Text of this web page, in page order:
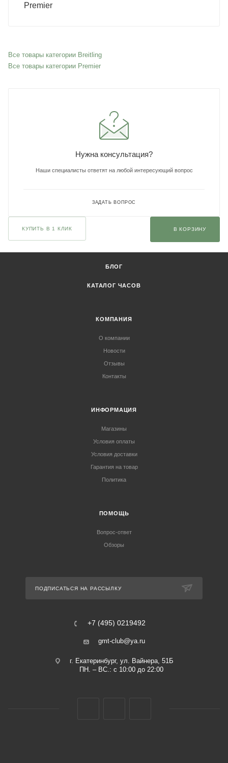
Premier
Все товары категории Breitling
Все товары категории Premier
Нужна консультация?
Наши специалисты ответят на любой интересующий вопрос
ЗАДАТЬ ВОПРОС
КУПИТЬ В 1 КЛИК В КОРЗИНУ
БЛОГ
КАТАЛОГ ЧАСОВ
КОМПАНИЯ
О компании
Новости
Отзывы
Контакты
ИНФОРМАЦИЯ
Магазины
Условия оплаты
Условия доставки
Гарантия на товар
Политика
ПОМОЩЬ
Вопрос-ответ
Обзоры
ПОДПИСАТЬСЯ НА РАССЫЛКУ
+7 (495) 0219492
gmt-club@ya.ru
г. Екатеринбург, ул. Вайнера, 51Б
ПН. – ВС.: с 10:00 до 22:00